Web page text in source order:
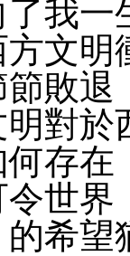
我一
文明
敗退
對於
存在
世界
的希望